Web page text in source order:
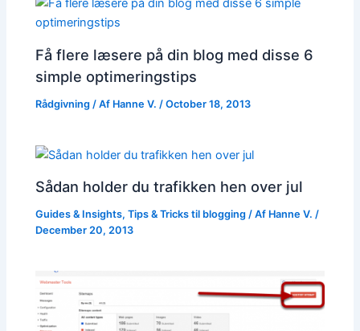
Få flere læsere på din blog med disse 6
simple optimeringstips
Rådgivning / Af Hanne V. /October 18, 2013
Sådan holder du trafikken hen over jul
Guides & Insights,Tips & Tricks til blogging / Af Hanne V./
December 20, 2013